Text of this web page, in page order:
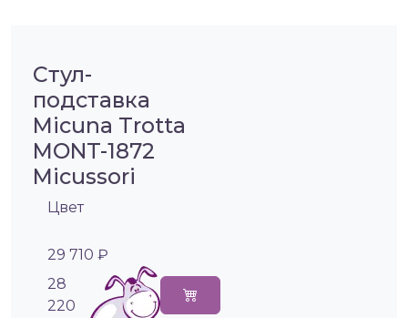
Стул-
подставка
Micuna Trotta
MONT-1872
Micussori
Цвет
29 710 ₽
28
220